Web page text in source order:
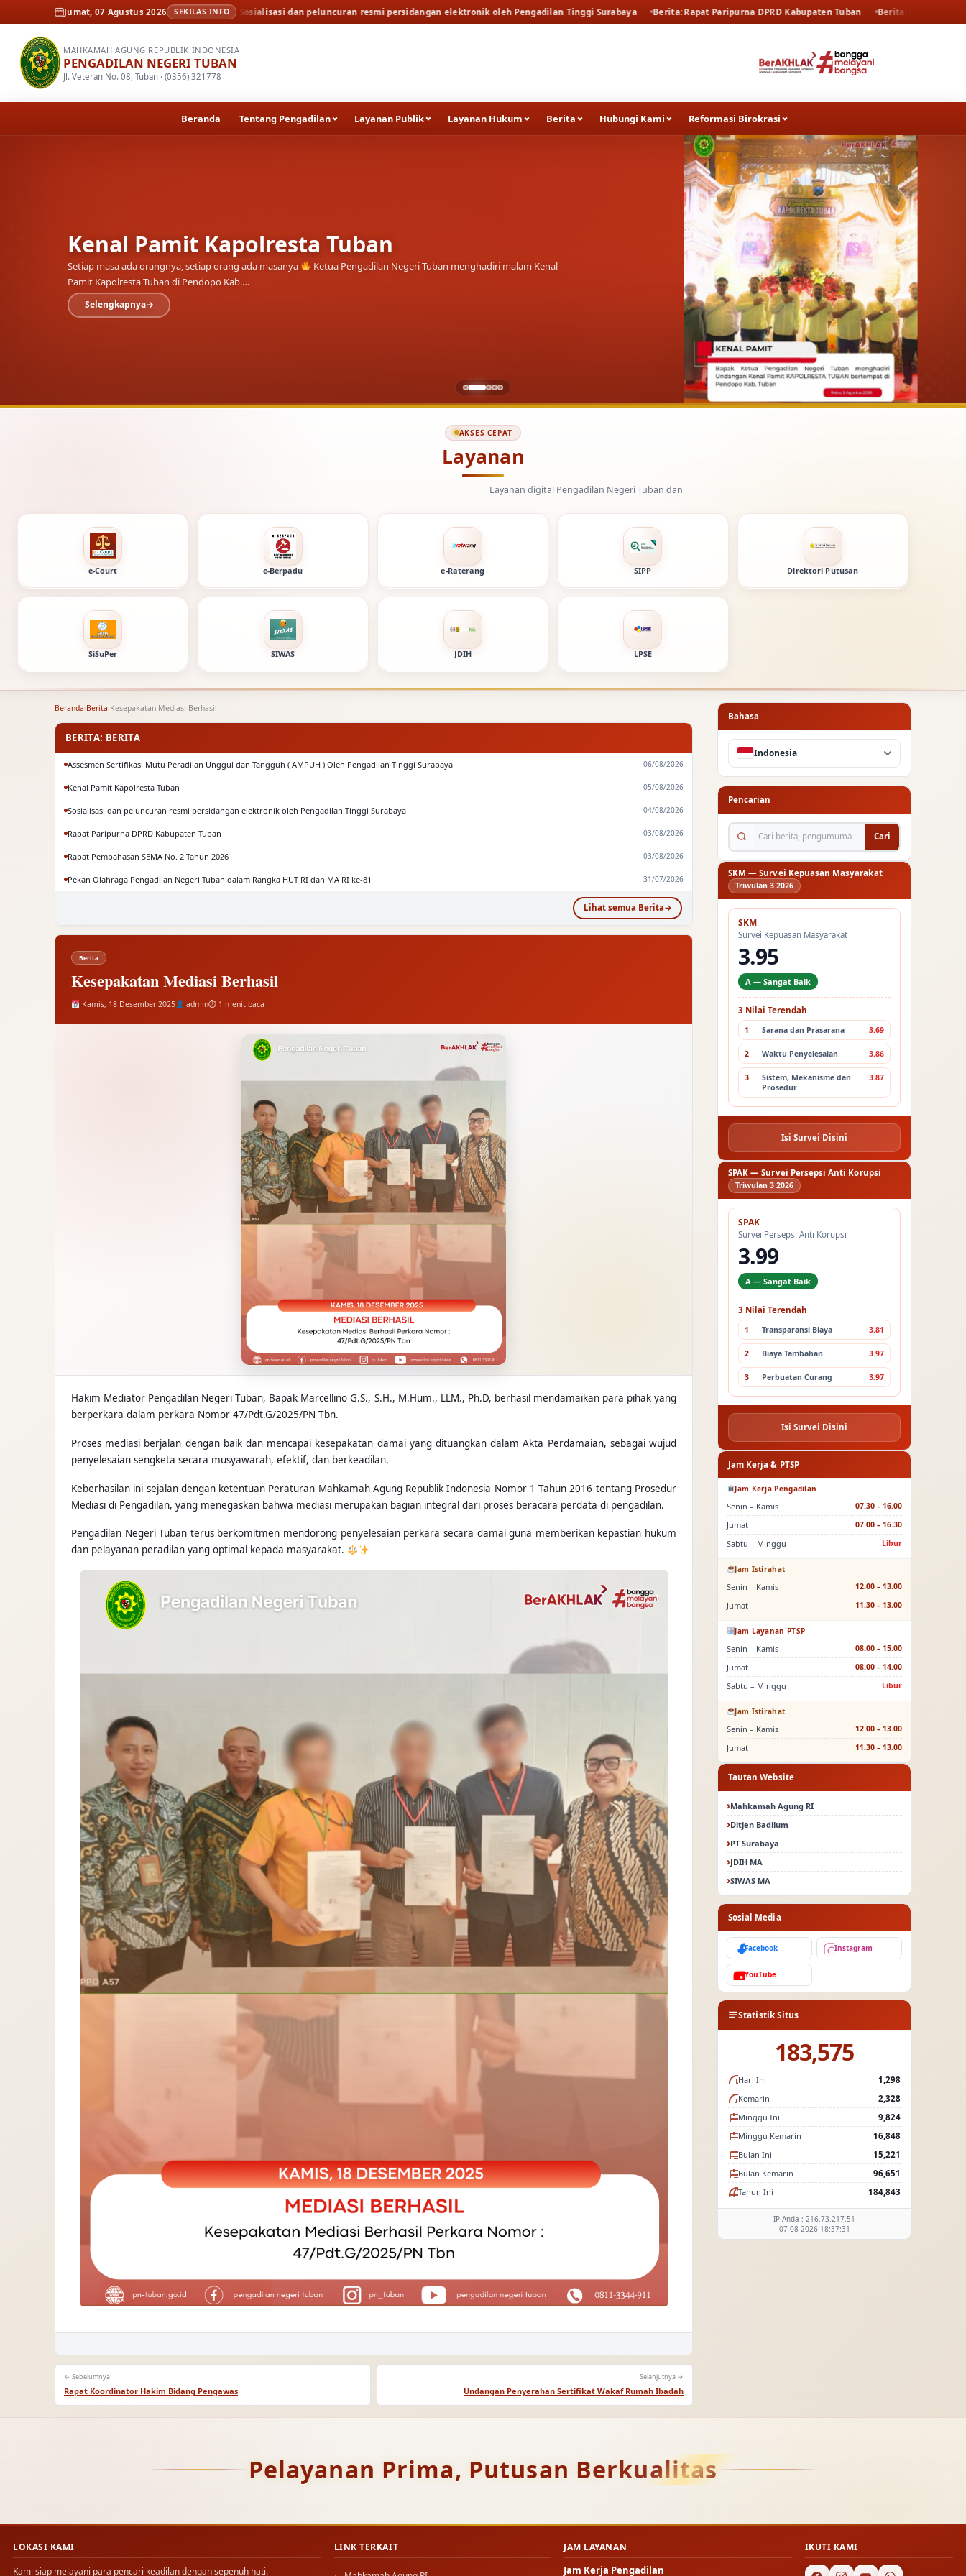
Jumat, 07 Agustus 2026 SEKILAS INFO
Kapolresta Tuban Berita Sosialisasi dan peluncuran resmi persidangan elektronik oleh Pengadilan Tinggi Surabaya Berita Rapat Paripurna DPRD Kabupaten Tuban Berita Rapat Pembahasan SEMA No. 2
MAHKAMAH AGUNG REPUBLIK INDONESIA
PENGADILAN NEGERI TUBAN
Jl. Veteran No. 08, Tuban · (0356) 321778
Beranda Tentang Pengadilan Layanan Publik Layanan Hukum Berita Hubungi Kami Reformasi Birokrasi
Kenal Pamit Kapolresta Tuban
Setiap masa ada orangnya, setiap orang ada masanya
Ketua Pengadilan Negeri Tuban menghadiri malam Kenal
Pamit Kapolresta Tuban di Pendopo Kab.…
Selengkapnya
AKSES CEPAT
Layanan
Layanan digital Pengadilan Negeri Tuban dan Mahkamah Agung Republik Indonesia.
e-Court e-Berpadu e-Raterang SIPP Direktori Putusan
SiSuPer SIWAS JDIH LPSE
Beranda›Berita›Kesepakatan Mediasi Berhasil
BERITA: BERITA
Assesmen Sertifikasi Mutu Peradilan Unggul dan Tangguh ( AMPUH ) Oleh Pengadilan Tinggi Surabaya 06/08/2026
Kenal Pamit Kapolresta Tuban 05/08/2026
Sosialisasi dan peluncuran resmi persidangan elektronik oleh Pengadilan Tinggi Surabaya 04/08/2026
Rapat Paripurna DPRD Kabupaten Tuban 03/08/2026
Rapat Pembahasan SEMA No. 2 Tahun 2026 03/08/2026
Pekan Olahraga Pengadilan Negeri Tuban dalam Rangka HUT RI dan MA RI ke-81 31/07/2026
Lihat semua Berita
Berita
Kesepakatan Mediasi Berhasil
Kamis, 18 Desember 2025 admin⏱ 1 menit baca
Hakim Mediator Pengadilan Negeri Tuban, Bapak Marcellino G.S., S.H., M.Hum., LLM., Ph.D, berhasil mendamaikan para pihak yang
berperkara dalam perkara Nomor 47/Pdt.G/2025/PN Tbn.
Proses mediasi berjalan dengan baik dan mencapai kesepakatan damai yang dituangkan dalam Akta Perdamaian, sebagai wujud
penyelesaian sengketa secara musyawarah, efektif, dan berkeadilan.
Keberhasilan ini sejalan dengan ketentuan Peraturan Mahkamah Agung Republik Indonesia Nomor 1 Tahun 2016 tentang Prosedur
Mediasi di Pengadilan, yang menegaskan bahwa mediasi merupakan bagian integral dari proses beracara perdata di pengadilan.
Pengadilan Negeri Tuban terus berkomitmen mendorong penyelesaian perkara secara damai guna memberikan kepastian hukum
dan pelayanan peradilan yang optimal kepada masyarakat.
← Sebelumnya
Rapat Koordinator Hakim Bidang Pengawas
Selanjutnya →
Undangan Penyerahan Sertifikat Wakaf Rumah Ibadah
Bahasa
Indonesia
Pencarian
Cari berita, pengumuman...
Cari
SKM — Survei Kepuasan Masyarakat
Triwulan 3 2026
SKM
Survei Kepuasan Masyarakat
3.95
A — Sangat Baik
3 Nilai Terendah
1 Sarana dan Prasarana 3.69
2 Waktu Penyelesaian 3.86
3
Sistem, Mekanisme dan
Prosedur
3.87
Isi Survei Disini
SPAK — Survei Persepsi Anti Korupsi
Triwulan 3 2026
SPAK
Survei Persepsi Anti Korupsi
3.99
A — Sangat Baik
3 Nilai Terendah
1 Transparansi Biaya 3.81
2 Biaya Tambahan 3.97
3 Perbuatan Curang 3.97
Isi Survei Disini
Jam Kerja & PTSP
Jam Kerja Pengadilan
Senin – Kamis 07.30 – 16.00
Jumat 07.00 – 16.30
Sabtu – Minggu Libur
Jam Istirahat
Senin – Kamis 12.00 – 13.00
Jumat 11.30 – 13.00
Jam Layanan PTSP
Senin – Kamis 08.00 – 15.00
Jumat 08.00 – 14.00
Sabtu – Minggu Libur
Jam Istirahat
Senin – Kamis 12.00 – 13.00
Jumat 11.30 – 13.00
Tautan Website
Mahkamah Agung RI
Ditjen Badilum
PT Surabaya
JDIH MA
SIWAS MA
Sosial Media
Facebook Instagram
YouTube
Statistik Situs
183,575
Hari Ini
1,298
Kemarin
2,328
Minggu Ini
9,824
Minggu Kemarin
16,848
Bulan Ini
15,221
Bulan Kemarin
96,651
Tahun Ini
184,843
IP Anda : 216.73.217.51
07-08-2026 18:37:31
Pelayanan Prima, Putusan Berkualitas
LOKASI KAMI
Kami siap melayani para pencari keadilan dengan sepenuh hati.
LINK TERKAIT JAM LAYANAN
Jam Kerja Pengadilan
IKUTI KAMI